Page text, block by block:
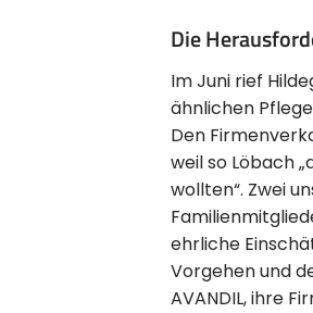
Die
Im Juni rief
ähnlichen
Den
weil so Löbach
wollten“. Zwei
ehrliche
Vorgehen und
AVANDIL, ihre